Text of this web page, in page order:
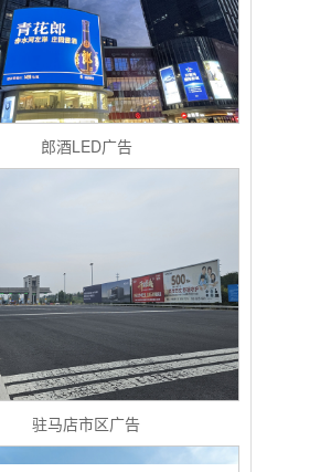
郎酒LED广告
驻马店市区广告